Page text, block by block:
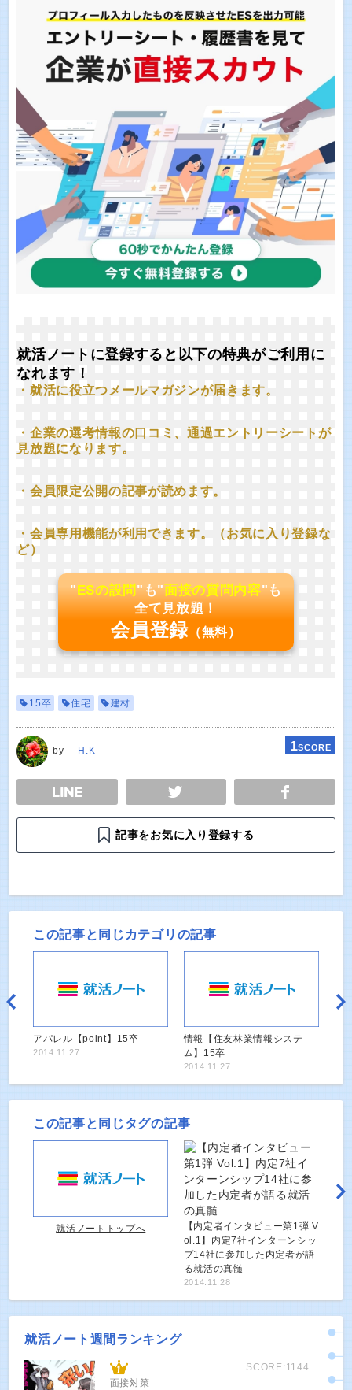
就活ノートに登録すると以下の特典がご利用に
なれます！
・就活に役立つメールマガジンが届きます。
・企業の選考情報の口コミ、通過エントリーシートが
見放題になります。
・会員限定公開の記事が読めます。
・会員専用機能が利用できます。（お気に入り登録な
ど）
"ESの設問"も"面接の質問内容"も
全て見放題！
会員登録 （無料）
15卒 住宅 建材
by H.K 1SCORE
TWEET
記事をお気に入り登録する
この記事と同じカテゴリの記事
アパレル【point】15卒
2014.11.27
情報【住友林業情報システ
ム】15卒
2014.11.27
この記事と同じタグの記事
就活ノートトップへ
【内定者インタビュー第1弾 V
ol.1】内定7社インターンシッ
プ14社に参加した内定者が語
る就活の真髄
2014.11.28
就活ノート週間ランキング
SCORE:1144
面接対策